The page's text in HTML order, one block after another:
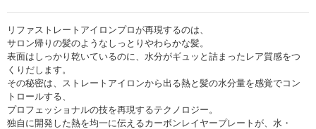
リファストレートアイロンプロが再現するのは、
サロン帰りの髪のようなしっとりやわらかな髪。
表面はしっかり乾いているのに、水分がギュッと詰まったレア質感をつ
くりだします。
その秘密は、ストレートアイロンから出る熱と髪の水分量を感覚でコン
トロールする、
プロフェッショナルの技を再現するテクノロジー。
独自に開発した熱を均一に伝えるカーボンレイヤープレートが、水・